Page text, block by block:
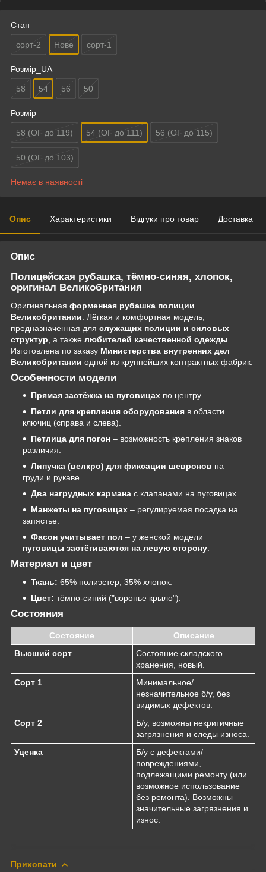
Стан
сорт-2 Нове сорт-1
Розмір_UA
58 54 56 50
Розмір
58 (ОГ до 119) 54 (ОГ до 111) 56 (ОГ до 115)
50 (ОГ до 103)
Немає в наявності
Опис Характеристики Відгуки про товар Доставка
Опис
Полицейская рубашка, тёмно-синяя, хлопок,
оригинал Великобритания
Оригинальная форменная рубашка полиции
Великобритании . Лёгкая и комфортная модель,
предназначенная для служащих полиции и силовых
структур , а также любителей качественной одежды
Изготовлена по заказу Министерства внутренних дел
Великобритании одной из крупнейших контрактных фабрик.
Особенности модели
Прямая застёжка на пуговицах по центру.
Петли для крепления оборудования в области
ключиц (справа и слева).
Петлица для погон – возможность крепления знаков
различия.
Липучка (велкро) для фиксации шевронов на
груди и рукаве.
Два нагрудных кармана с клапанами на пуговицах.
Манжеты на пуговицах – регулируемая посадка на
запястье.
Фасон учитывает пол – у женской модели
пуговицы застёгиваются на левую сторону.
Материал и цвет
Ткань: 65% полиэстер, 35% хлопок.
Цвет: тёмно-синий ("воронье крыло").
Состояния
Состояние
Описание
Высший сорт
Состояние складского
хранения, новый.
Сорт 1
Минимальное/
незначительное б/у, без
видимых дефектов.
Сорт 2
Б/у, возможны некритичные
загрязнения и следы износа.
Уценка
Б/у с дефектами/
повреждениями,
подлежащими ремонту (или
возможное использование
без ремонта). Возможны
значительные загрязнения и
износ.
Приховати